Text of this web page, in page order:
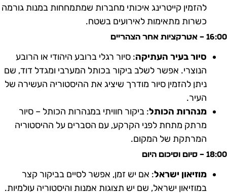
להזמין קייטרינג איכותי מחברות שמתמחחות במנות גורמה
כשרות מתאימות לאירועים בשטח.
– אטרקציות אחר הצהריים
סיור בעיר העתיקה: סיור רגלי ברובע היהודי או הרובע
הנוצרי. אפשר לשלב ביקור בכותל המערבי ומגדל דוד, שם
ניתן להזמין סיור מודרך שיציג את ההיסטוריה העשירה של
העיר.
מנהרות הכותל: ביקור חוויתי במנהרות הכותל – סיור
מרתק מתחת לפני הקרקע, עם הסברים על ההיסטוריה
המרתקת של המקום.
– סיום וסיכום היום
מוזיאון ישראל: אם יש זמן, אפשר לסיים בביקור קצר
במוזיאון ישראל, שם יש תצוגות אמנות והיסטוריה עולמיות.